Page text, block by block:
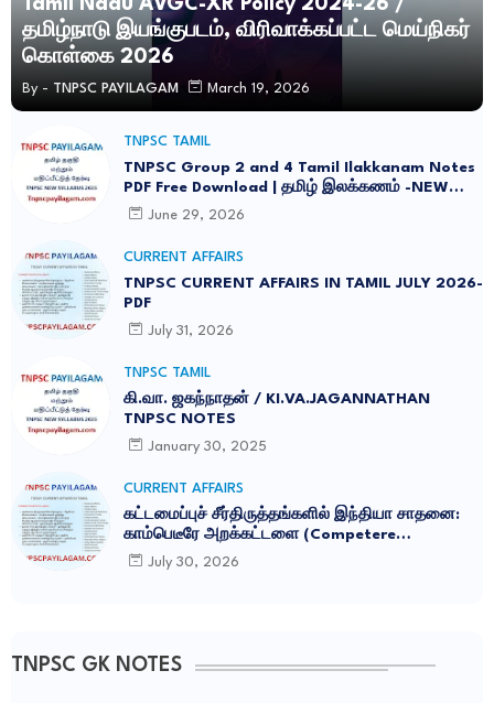
Tamil Nadu AVGC-XR Policy 2024-26 /
தமிழ்நாடு இயங்குபடம், விரிவாக்கப்பட்ட மெய்நிகர்
கொள்கை 2026
By - TNPSC PAYILAGAM March 19, 2026
TNPSC TAMIL
TNPSC Group 2 and 4 Tamil Ilakkanam Notes
PDF Free Download | தமிழ் இலக்கணம் -NEW
SYLLABUS UPDATED -2026
June 29, 2026
CURRENT AFFAIRS
TNPSC CURRENT AFFAIRS IN TAMIL JULY 2026-
PDF
July 31, 2026
TNPSC TAMIL
கி.வா. ஜகந்நாதன் / KI.VA.JAGANNATHAN
TNPSC NOTES
January 30, 2025
CURRENT AFFAIRS
கட்டமைப்புச் சீர்திருத்தங்களில் இந்தியா சாதனை:
காம்பெடீரே அறக்கட்டளை (Competere
Foundation) வெளியிட்ட அறிக்கை
July 30, 2026
TNPSC GK NOTES